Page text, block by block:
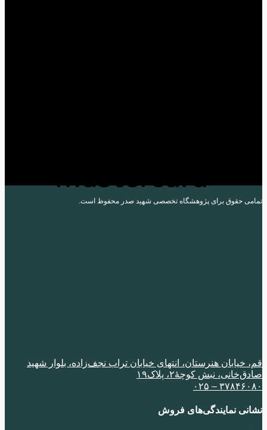
حقوق برای پژوهشگاه تخصصی شهید صدر محفوظ است.
خیابان هنرستان، انتهای خیابان تراب نجف‌زاده، بلوار شهید
نبش کوچۀ٢، پلاک١٩
– ٠٢۵
نمایندگی‌های فروش